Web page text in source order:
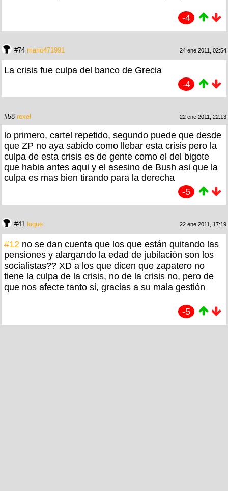
-4
#74 mario471991 24 ene 2011, 02:54
La crisis fue culpa del banco de Grecia
-4
#58 rexel 22 ene 2011, 22:13
lo primero, cartel repetido, segundo puede que desde
que ZP no aya sabido como llebar esta crisis pero la
culpa de esta crisis es de gente como el del bigote
que habia antes aqui y el asesino de Bush asi que la
culpa es mas bien tirando para la derecha
-5
#41 loque 22 ene 2011, 17:19
#12 no se dan cuenta que los que están quitando las
pensiones y alargando la edad de jubilación son los
socialistas?? XD a los que dicen que zapatero no
tiene la culpa de la crisis, no de la crisis no, pero de
que nos afecte tanto si, gracias a su mala gestión
-5